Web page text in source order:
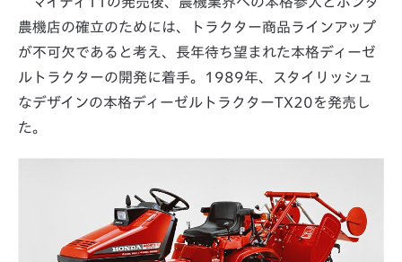
農機店の確立のためには、トラクター商品ラインアップ
が不可欠であると考え、長年待ち望まれた本格ディーゼ
ルトラクターの開発に着手。1989年、スタイリッシュ
なデザインの本格ディーゼルトラクターTX20を発売し
た。